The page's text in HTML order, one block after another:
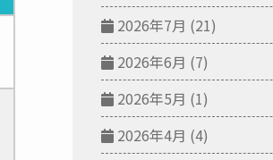
2026年7月 (21)
2026年6月 (7)
2026年5月 (1)
2026年4月 (4)